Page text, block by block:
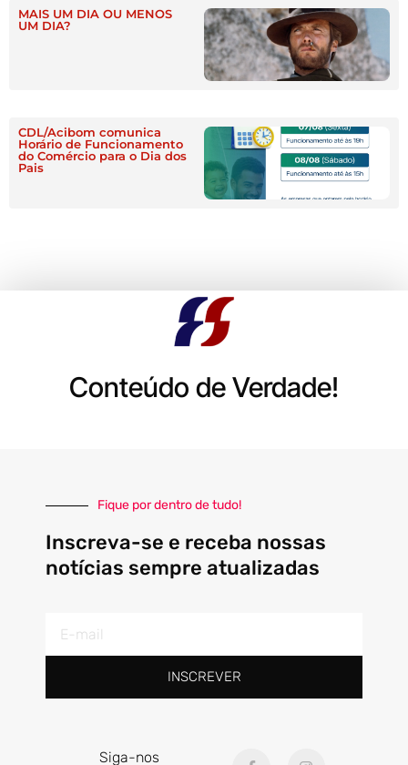
MAIS UM DIA OU MENOS
UM DIA?
CDL/Acibom comunica
Horário de Funcionamento
do Comércio para o Dia dos
Pais
Conteúdo de Verdade!
Fique por dentro de tudo!
Inscreva-se e receba nossas
notícias sempre atualizadas
INSCREVER
Siga-nos